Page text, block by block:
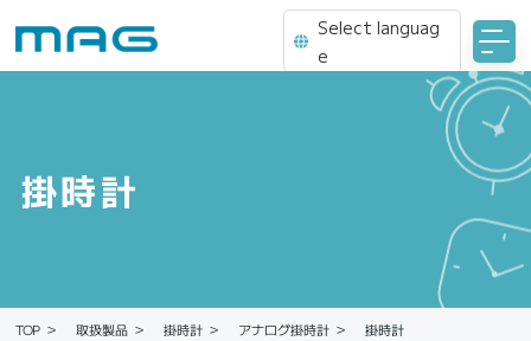
Select languag
e
掛時計
TOP 取扱製品 掛時計 アナログ掛時計 掛時計